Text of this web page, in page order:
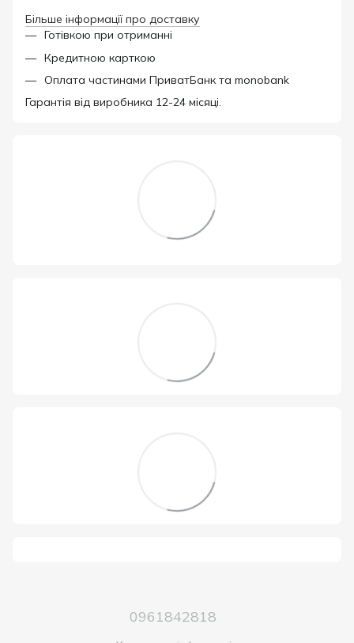
Більше інформації про доставку
Готівкою при отриманні
Кредитною карткою
Оплата частинами ПриватБанк та monobank
Гарантія від виробника 12-24 місяці.
0961842818